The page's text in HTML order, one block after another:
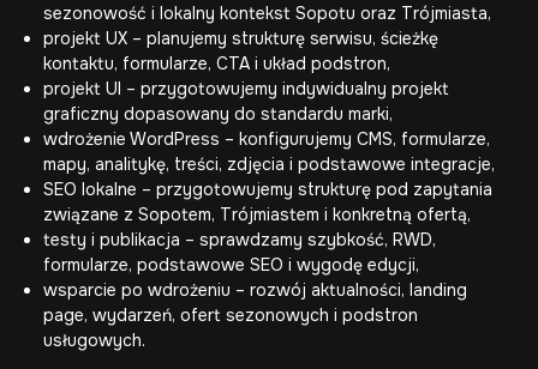
sezonowość i lokalny kontekst Sopotu oraz Trójmiasta,
projekt UX – planujemy strukturę serwisu, ścieżkę
kontaktu, formularze, CTA i układ podstron,
projekt UI – przygotowujemy indywidualny projekt
graficzny dopasowany do standardu marki,
wdrożenie WordPress – konfigurujemy CMS, formularze,
mapy, analitykę, treści, zdjęcia i podstawowe integracje,
SEO lokalne – przygotowujemy strukturę pod zapytania
związane z Sopotem, Trójmiastem i konkretną ofertą,
testy i publikacja – sprawdzamy szybkość, RWD,
formularze, podstawowe SEO i wygodę edycji,
wsparcie po wdrożeniu – rozwój aktualności, landing
page, wydarzeń, ofert sezonowych i podstron
usługowych.